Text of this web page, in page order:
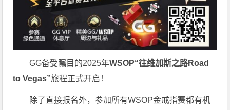
GG备受瞩目的2025年WSOP“往维加斯之路Road
to Vegas”旅程正式开启！
除了直接报名外，参加所有WSOP金戒指赛都有机